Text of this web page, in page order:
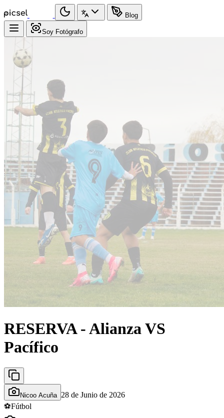
Blog
Soy Fotógrafo
RESERVA - Alianza VS
Pacífico
Nicoo Acuña 28 de Junio de 2026
⚽Fútbol